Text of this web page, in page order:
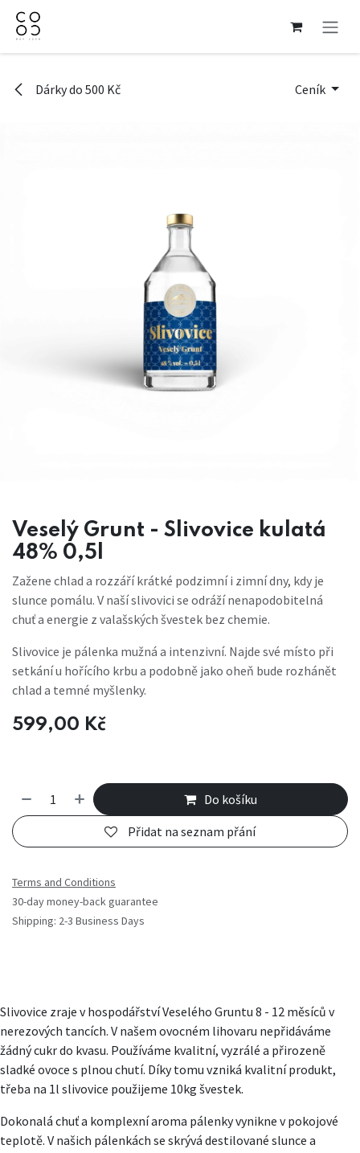
Přejít na obsah
Dárky do 500 Kč Ceník
Veselý Grunt - Slivovice kulatá
48% 0,5l
Zažene chlad a rozzáří krátké podzimní i zimní dny, kdy je
slunce pomálu. V naší slivovici se odráží nenapodobitelná
chuť a energie z valašských švestek bez chemie.
Slivovice je pálenka mužná a intenzivní. Najde své místo při
setkání u hořícího krbu a podobně jako oheň bude rozhánět
chlad a temné myšlenky.
599,00 Kč
Do košíku
Přidat na seznam přání
Terms and Conditions
30-day money-back guarantee
Shipping: 2-3 Business Days
Slivovice zraje v hospodářství Veselého Gruntu 8 - 12 měsíců v
nerezových tancích. V našem ovocném lihovaru nepřidáváme
žádný cukr do kvasu. Používáme kvalitní, vyzrálé a přirozeně
sladké ovoce s plnou chutí. Díky tomu vzniká kvalitní produkt,
třeba na 1l slivovice použijeme 10kg švestek.
Dokonalá chuť a komplexní aroma pálenky vynikne v pokojové
teplotě. V našich pálenkách se skrývá destilované slunce a